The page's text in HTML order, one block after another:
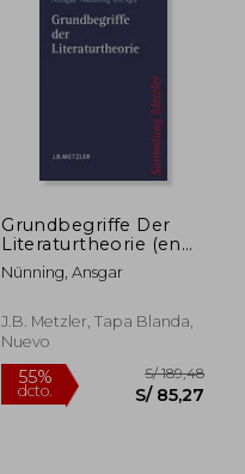
dcto.
Grundbegriffe Der
Literaturtheorie (en
Alemán)
Nünning, Ansgar
J.B. Metzler, Tapa Blanda,
Nuevo